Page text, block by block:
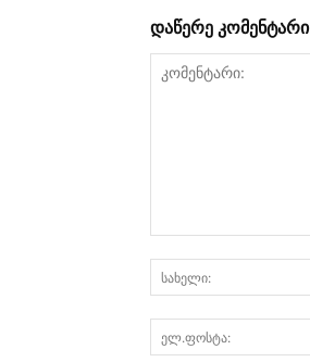
დაწერე კომენტარი